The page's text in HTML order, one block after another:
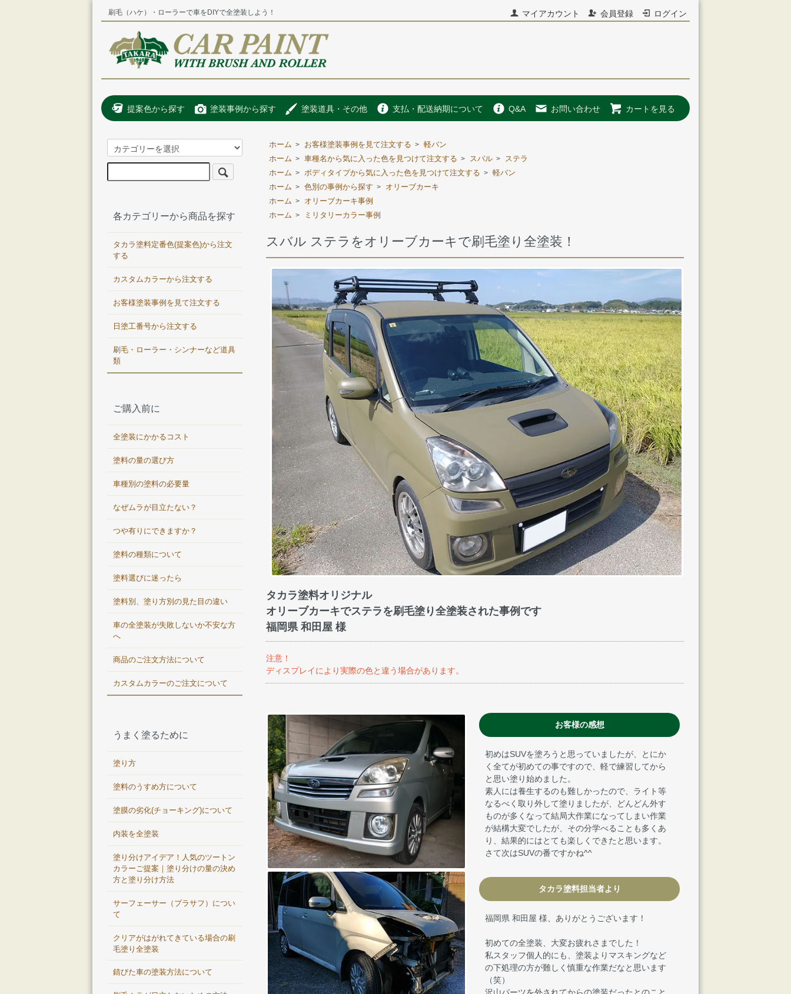
マイアカウント 会員登録 ログイン
刷毛（ハケ）・ローラーで車をDIYで全塗装しよう！
提案色から探す 塗装事例から探す 塗装道具・その他 支払・配送納期について Q&A お問い合わせ カートを見る
ホーム > お客様塗装事例を見て注文する > 軽バン
ホーム > 車種名から気に入った色を見つけて注文する > スバル >
ステラ
ホーム > ボディタイプから気に入った色を見つけて注文する > 軽バン
ホーム > 色別の事例から探す >
オリーブカーキ
ホーム >
オリーブカーキ事例
ホーム > ミリタリーカラー事例
スバル ステラをオリーブカーキで刷毛塗り全塗装！
タカラ塗料オリジナル
オリーブカーキでステラを刷毛塗り全塗装された事例です
福岡県 和田屋 様
注意！
ディスプレイにより実際の色と違う場合があります。
お客様の感想
初めはSUVを塗ろうと思っていましたが、とにか
く全てが初めての事ですので、軽で練習してから
と思い塗り始めました。
素人には養生するのも難しかったので、ライト等
なるべく取り外して塗りましたが、どんどん外す
ものが多くなって結局大作業になってしまい作業
が結構大変でしたが、その分学べることも多くあ
り、結果的にはとても楽しくできたと思います。
さて次はSUVの番ですかね^^
タカラ塗料担当者より
福岡県 和田屋 様、ありがとうございます！
初めての全塗装、大変お疲れさまでした！
私スタッフ個人的にも、塗装よりマスキングなど
の下処理の方が難しく慎重な作業だなと思います
（笑）
沢山パーツを外されてからの塗装だったとのこと
各カテゴリーから商品を探す
タカラ塗料定番色(提案色)から注文
する
カスタムカラーから注文する
お客様塗装事例を見て注文する
日塗工番号から注文する
刷毛・ローラー・シンナーなど道具
類
ご購入前に
全塗装にかかるコスト
塗料の量の選び方
車種別の塗料の必要量
なぜムラが目立たない？
つや有りにできますか？
塗料の種類について
塗料選びに迷ったら
塗料別、塗り方別の見た目の違い
車の全塗装が失敗しないか不安な方
へ
商品のご注文方法について
カスタムカラーのご注文について
うまく塗るために
塗り方
塗料のうすめ方について
塗膜の劣化(チョーキング)について
内装を全塗装
塗り分けアイデア！人気のツートン
カラーご提案｜塗り分けの量の決め
方と塗り分け方法
サーフェーサー（プラサフ）につい
て
クリアがはがれてきている場合の刷
毛塗り全塗装
錆びた車の塗装方法について